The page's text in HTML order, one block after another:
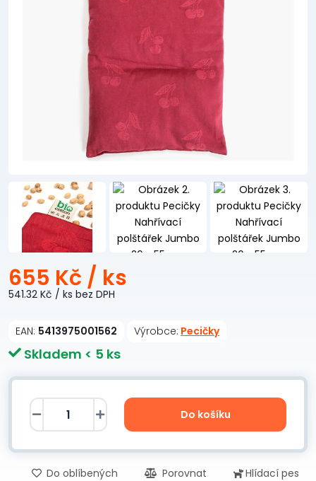
655 Kč / ks
541.32 Kč / ks bez DPH
EAN: 5413975001562 Výrobce: Pecičky
Skladem < 5 ks
Do košíku
Do oblíbených Porovnat Hlídací pes